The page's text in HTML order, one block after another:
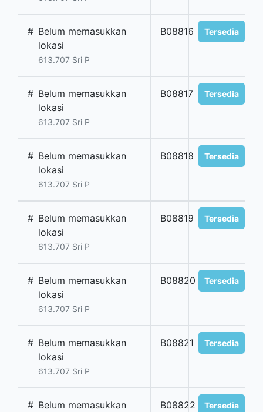
# Belum memasukkan
lokasi
613.707 Sri P
B08816 Tersedia
# Belum memasukkan
lokasi
613.707 Sri P
B08817 Tersedia
# Belum memasukkan
lokasi
613.707 Sri P
B08818 Tersedia
# Belum memasukkan
lokasi
613.707 Sri P
B08819 Tersedia
# Belum memasukkan
lokasi
613.707 Sri P
B08820 Tersedia
# Belum memasukkan
lokasi
613.707 Sri P
B08821 Tersedia
# Belum memasukkan
B08822 Tersedia